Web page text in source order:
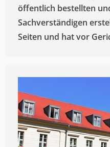
öffentlich bestellten
Sachverständigen
Seiten und hat vor